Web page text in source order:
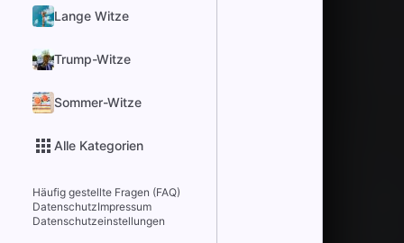
Lange Witze
Trump-Witze
Sommer-Witze
Alle Kategorien
Häufig gestellte Fragen (FAQ)
DatenschutzImpressum
Datenschutzeinstellungen